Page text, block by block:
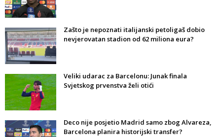
Zašto je nepoznati italijanski petoligaš dobio
nevjerovatan stadion od 62 miliona eura?
Veliki udarac za Barcelonu: Junak finala
Svjetskog prvenstva želi otići
Deco nije posjetio Madrid samo zbog Alvareza,
Barcelona planira historijski transfer?